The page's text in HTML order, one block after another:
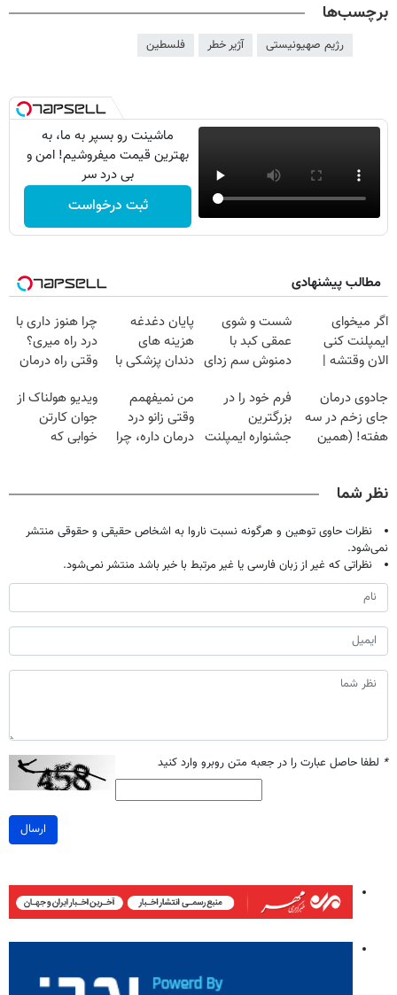
برچسب‌ها
رژیم صهیونیستی آژیر خطر فلسطین
ماشینت رو بسپر به ما، به
بهترین قیمت میفروشیم! امن و
بی درد سر
ثبت درخواست
مطالب پیشنهادی
اگر میخوای
ایمپلنت کنی
الان وقتشه |
میلیون تومان!!!
شست و شوی
عمقی کبد با
دمنوش سم زدای
پایان دغدغه
هزینه های
دندان پزشکی با
خانگی
چرا هنوز داری با
درد راه میری؟
وقتی راه درمان
جادوی درمان
جای زخم در سه
هفته! (همین
فرم خود را در
بزرگترین
جشنواره ایمپلنت
من نمیفهمم
وقتی زانو درد
درمان داره، چرا
ویدیو هولناک از
جوان کارتن
خوابی که
نظر شما
نظرات حاوی توهین و هرگونه نسبت ناروا به اشخاص حقیقی و حقوقی منتشر
نمی‌شود.
نظراتی که غیر از زبان فارسی یا غیر مرتبط با خبر باشد منتشر نمی‌شود.
* لطفا حاصل عبارت را در جعبه متن روبرو وارد کنید
ارسال